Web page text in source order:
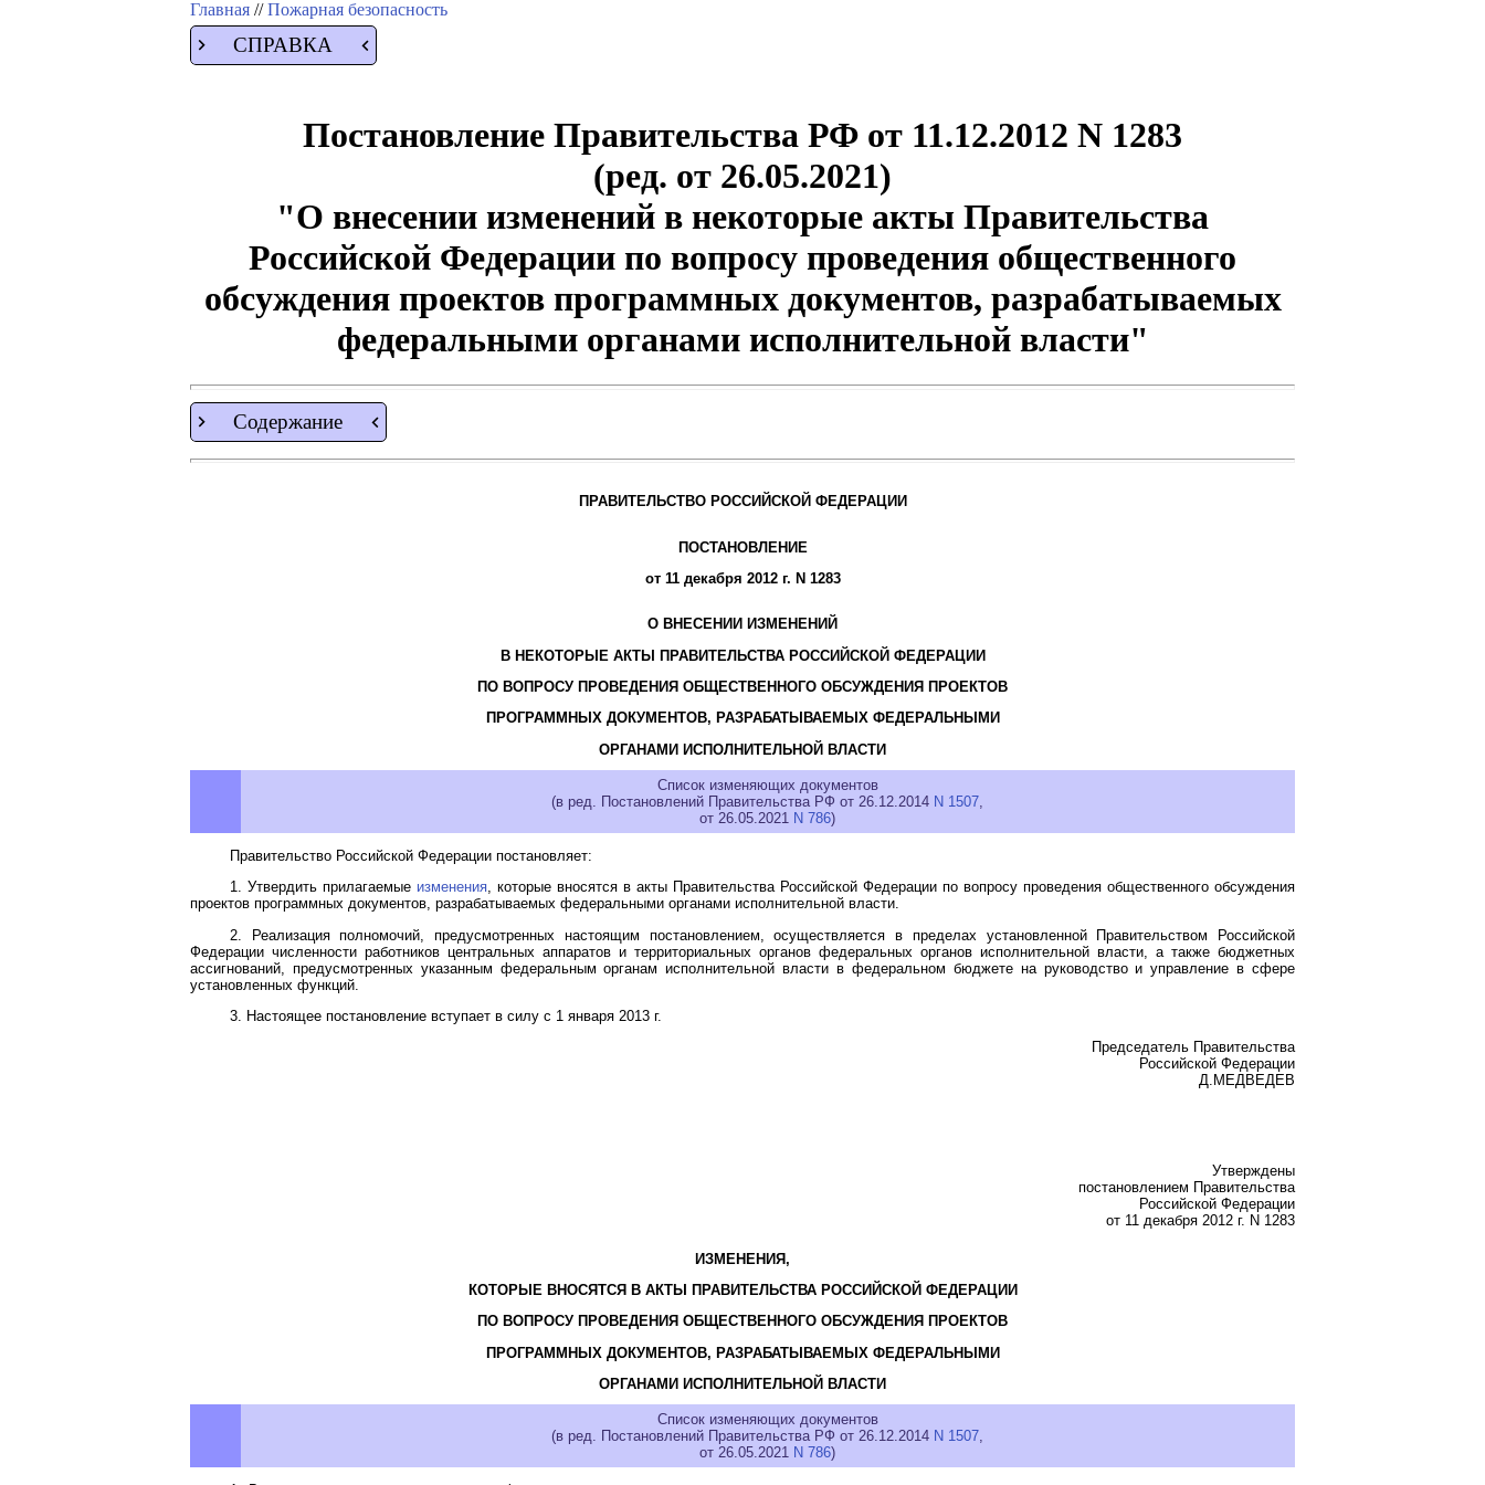
Главная //Пожарная безопасность
СПРАВКА
Постановление Правительства РФ от 11.12.2012 N 1283
(ред. от 26.05.2021)
"О внесении изменений в некоторые акты Правительства
Российской Федерации по вопросу проведения общественного
обсуждения проектов программных документов, разрабатываемых
федеральными органами исполнительной власти"
Содержание
ПРАВИТЕЛЬСТВО РОССИЙСКОЙ ФЕДЕРАЦИИ
ПОСТАНОВЛЕНИЕ
от 11 декабря 2012 г. N 1283
О ВНЕСЕНИИ ИЗМЕНЕНИЙ
В НЕКОТОРЫЕ АКТЫ ПРАВИТЕЛЬСТВА РОССИЙСКОЙ ФЕДЕРАЦИИ
ПО ВОПРОСУ ПРОВЕДЕНИЯ ОБЩЕСТВЕННОГО ОБСУЖДЕНИЯ ПРОЕКТОВ
ПРОГРАММНЫХ ДОКУМЕНТОВ, РАЗРАБАТЫВАЕМЫХ ФЕДЕРАЛЬНЫМИ
ОРГАНАМИ ИСПОЛНИТЕЛЬНОЙ ВЛАСТИ
Список изменяющих документов
(в ред. Постановлений Правительства РФ от 26.12.2014 N 1507
от 26.05.2021 N 786)
Правительство Российской Федерации постановляет:
1. Утвердить прилагаемые изменения, которые вносятся в акты Правительства Российской Федерации по вопросу проведения общественного обсуждения
проектов программных документов, разрабатываемых федеральными органами исполнительной власти.
2. Реализация полномочий, предусмотренных настоящим постановлением, осуществляется в пределах установленной Правительством Российской
Федерации численности работников центральных аппаратов и территориальных органов федеральных органов исполнительной власти, а также бюджетных
ассигнований, предусмотренных указанным федеральным органам исполнительной власти в федеральном бюджете на руководство и управление в сфере
установленных функций.
3. Настоящее постановление вступает в силу с 1 января 2013 г.
Председатель Правительства
Российской Федерации
Д.МЕДВЕДЕВ
Утверждены
постановлением Правительства
Российской Федерации
от 11 декабря 2012 г. N 1283
ИЗМЕНЕНИЯ,
КОТОРЫЕ ВНОСЯТСЯ В АКТЫ ПРАВИТЕЛЬСТВА РОССИЙСКОЙ ФЕДЕРАЦИИ
ПО ВОПРОСУ ПРОВЕДЕНИЯ ОБЩЕСТВЕННОГО ОБСУЖДЕНИЯ ПРОЕКТОВ
ПРОГРАММНЫХ ДОКУМЕНТОВ, РАЗРАБАТЫВАЕМЫХ ФЕДЕРАЛЬНЫМИ
ОРГАНАМИ ИСПОЛНИТЕЛЬНОЙ ВЛАСТИ
Список изменяющих документов
(в ред. Постановлений Правительства РФ от 26.12.2014 N 1507
от 26.05.2021 N 786)